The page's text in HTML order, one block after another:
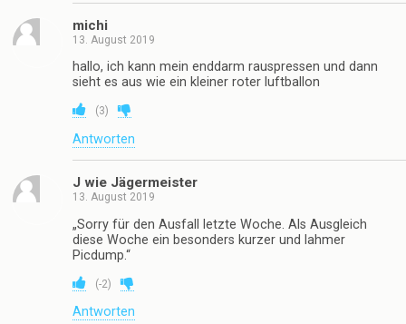
michi
13. August 2019
hallo, ich kann mein enddarm rauspressen und dann
sieht es aus wie ein kleiner roter luftballon
(3)
Antworten
J wie Jägermeister
13. August 2019
„Sorry für den Ausfall letzte Woche. Als Ausgleich
diese Woche ein besonders kurzer und lahmer
Picdump.“
(-2)
Antworten